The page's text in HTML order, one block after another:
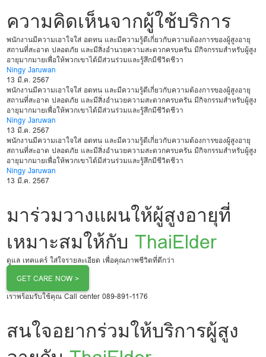
ความคิดเห็นจากผู้ใช้บริการ
พนักงานมีความเอาใจใส่ อดทน และมีความรู้ดีเกี่ยวกับความต้องการของผู้สูงอายุ
สถานที่สะอาด ปลอดภัย และมีสิ่งอำนวยความสะดวกครบครัน มีกิจกรรมสำหรับผู้สูง
อายุมากมายเพื่อให้พวกเขาได้มีส่วนร่วมและรู้สึกมีชีวิตชีวา
Ningy Jaruwan
13 มี.ค. 2567
พนักงานมีความเอาใจใส่ อดทน และมีความรู้ดีเกี่ยวกับความต้องการของผู้สูงอายุ
สถานที่สะอาด ปลอดภัย และมีสิ่งอำนวยความสะดวกครบครัน มีกิจกรรมสำหรับผู้สูง
อายุมากมายเพื่อให้พวกเขาได้มีส่วนร่วมและรู้สึกมีชีวิตชีวา
Ningy Jaruwan
13 มี.ค. 2567
พนักงานมีความเอาใจใส่ อดทน และมีความรู้ดีเกี่ยวกับความต้องการของผู้สูงอายุ
สถานที่สะอาด ปลอดภัย และมีสิ่งอำนวยความสะดวกครบครัน มีกิจกรรมสำหรับผู้สูง
อายุมากมายเพื่อให้พวกเขาได้มีส่วนร่วมและรู้สึกมีชีวิตชีวา
Ningy Jaruwan
13 มี.ค. 2567
มาร่วมวางแผนให้ผู้สูงอายุที่
เหมาะสมให้กับThaiElder
ดูแล เทคแคร์ ใส่ใจรายละเอียด เพื่อคุณภาพชีวิตที่ดีกว่า
GET CARE NOW >
เราพร้อมรับใช้คุณ Call center089-891-1176
สนใจอยากร่วมให้บริการผู้สูง